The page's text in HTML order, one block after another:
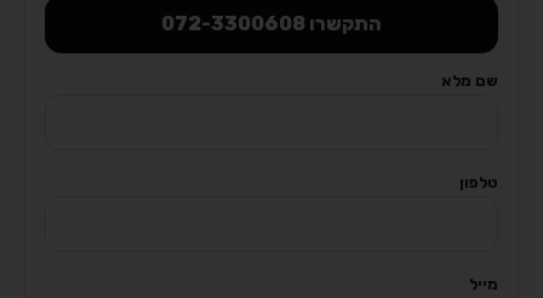
התקשרו 072-3300608
שם מלא
טלפון
מייל